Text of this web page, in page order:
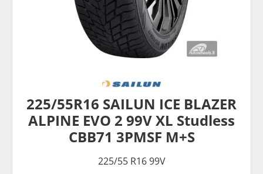
225/55R16 SAILUN ICE BLAZER
ALPINE EVO 2 99V XL Studless
CBB71 3PMSF M+S
225/55 R16 99V